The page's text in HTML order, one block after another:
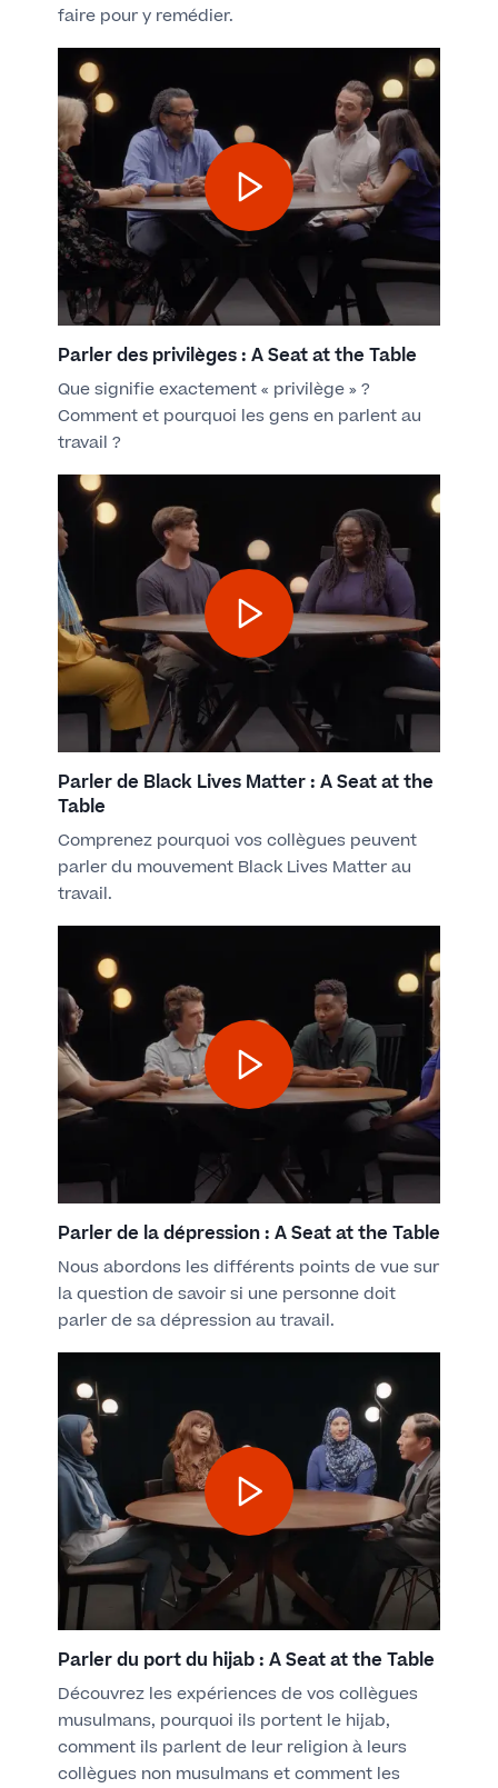
faire pour y remédier.
Parler des privilèges : A Seat at the Table
Que signifie exactement « privilège » ?
Comment et pourquoi les gens en parlent au
travail ?
Parler de Black Lives Matter : A Seat at the
Table
Comprenez pourquoi vos collègues peuvent
parler du mouvement Black Lives Matter au
travail.
Parler de la dépression : A Seat at the Table
Nous abordons les différents points de vue sur
la question de savoir si une personne doit
parler de sa dépression au travail.​
Parler du port du hijab : A Seat at the Table
Découvrez les expériences de vos collègues
musulmans, pourquoi ils portent le hijab,
comment ils parlent de leur religion à leurs
collègues non musulmans et comment les